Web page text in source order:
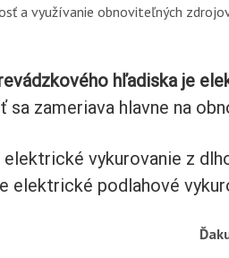
a využívanie obnoviteľných
hľadiska je
sa zameriava hlavne na
elektrické vykurovanie z
elektrické podlahové
za